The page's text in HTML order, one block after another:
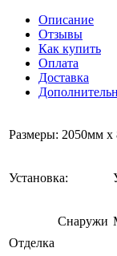
Описание
Отзывы
Как купить
Оплата
Доставка
Размеры: 2050мм
Установка:
Отделка
Снаружи